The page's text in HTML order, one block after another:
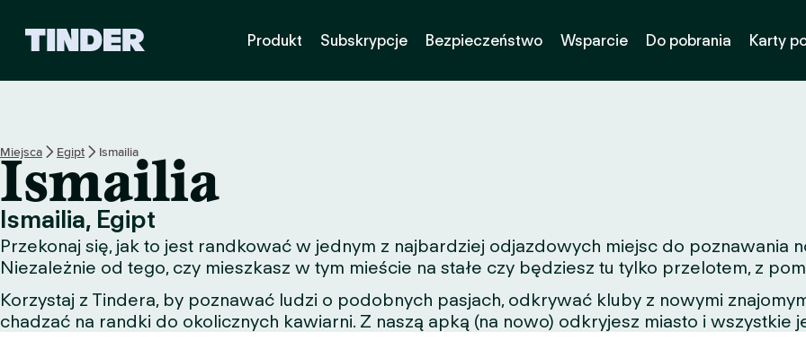
t
n
a
g
ł
ó
w
Produkt Subskrypcje Bezpieczeństwo Wsparcie Do pobrania Karty
Miejsca Egipt Ismailia
Ismailia
Ismailia, Egipt
Przekonaj się, jak to jest randkować w jednym z najbardziej odjazdowych miejsc do poznawania
Niezależnie od tego, czy mieszkasz w tym mieście na stałe czy będziesz tu tylko przelotem, z
Korzystaj z Tindera, by poznawać ludzi o podobnych pasjach, odkrywać kluby z nowymi
chadzać na randki do okolicznych kawiarni. Z naszą apką (na nowo) odkryjesz miasto i wszystkie